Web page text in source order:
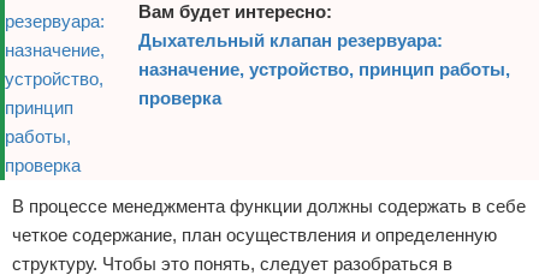
Вам будет интересно:
Дыхательный клапан резервуара:
назначение, устройство, принцип работы,
проверка
В процессе менеджмента функции должны содержать в себе
четкое содержание, план осуществления и определенную
структуру. Чтобы это понять, следует разобраться в